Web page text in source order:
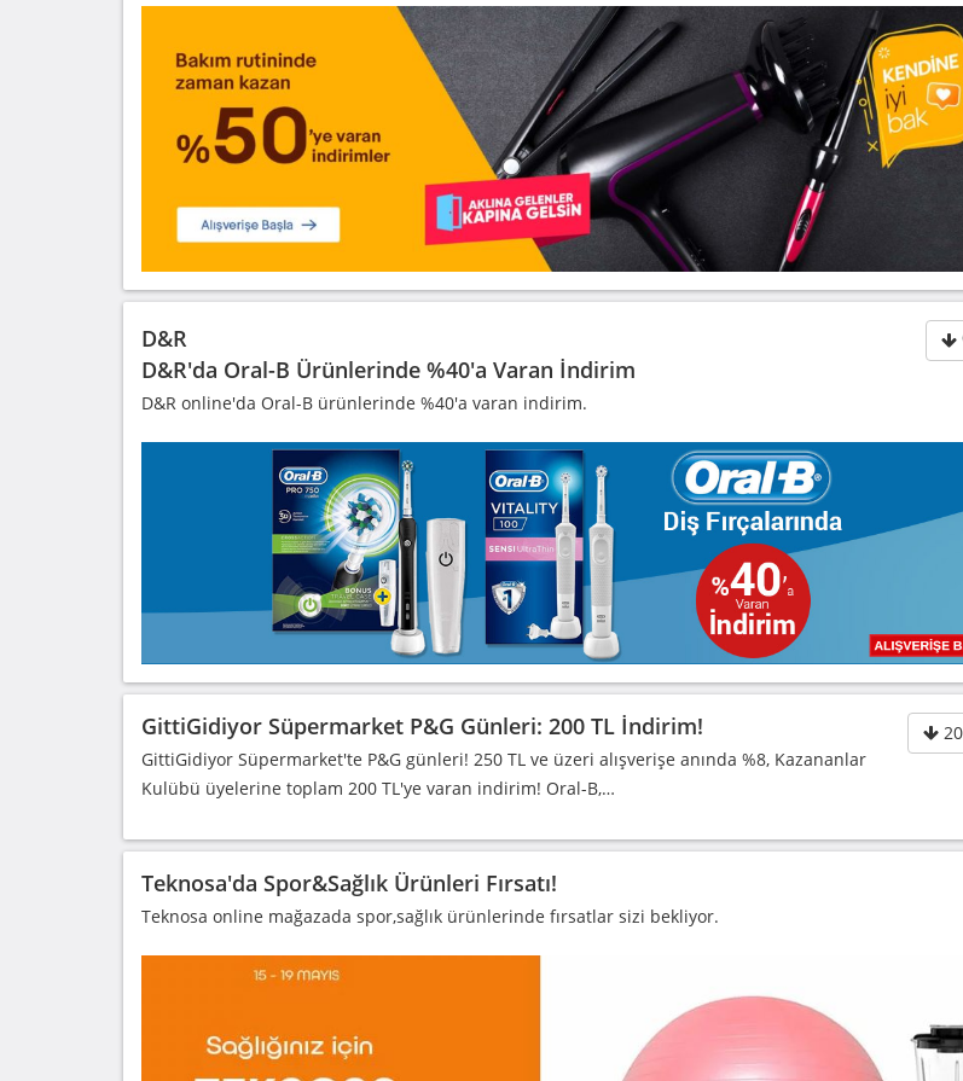
D&R
D&R'da Oral-B Ürünlerinde %40'a Varan İndirim
D&R online'da Oral-B ürünlerinde %40'a varan indirim.
GittiGidiyor Süpermarket P&G Günleri: 200 TL İndirim!
GittiGidiyor Süpermarket'te P&G günleri! 250 TL ve üzeri alışverişe anında %8, Kazananlar
Kulübü üyelerine toplam 200 TL'ye varan indirim! Oral-B,…
Teknosa'da Spor&Sağlık Ürünleri Fırsatı!
Teknosa online mağazada spor,sağlık ürünlerinde fırsatlar sizi bekliyor.